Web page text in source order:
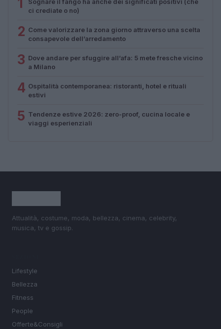
ci crediate o no)
2 Come valorizzare la zona giorno attraverso una scelta
consapevole dell’arredamento
3 Dove andare per sfuggire all’afa: 5 mete fresche vicino
a Milano
4 Ospitalità contemporanea: ristoranti, hotel e rituali
estivi
5 Tendenze estive 2026: zero-proof, cucina locale e
viaggi esperienziali
Attualità, costume, moda, bellezza, cinema, celebrity,
musica, tv e gossip.
Lifestyle
Bellezza
Fitness
People
Offerte&Consigli